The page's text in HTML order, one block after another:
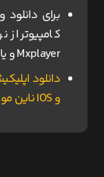
برای
Mxplayer و یا KmPlayer استفاده کنید.
و IOS ناین مووی.